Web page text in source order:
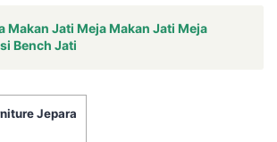
Makan Jati Meja Makan Jati Meja
Bench Jati
Jepara